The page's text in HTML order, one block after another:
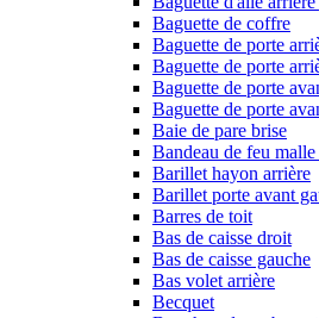
Baguette de coffre
Baguette de porte
Baguette de porte
Baguette de porte
Baguette de porte
Baie de pare brise
Bandeau de feu
Barillet hayon arrière
Barillet porte avant
Barres de toit
Bas de caisse droit
Bas de caisse gauche
Bas volet arrière
Becquet